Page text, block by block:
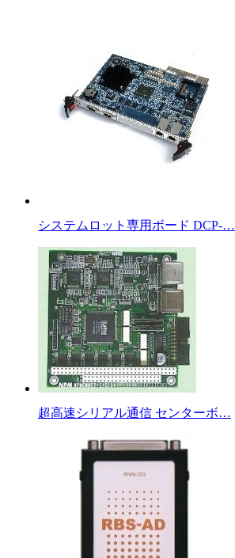
システムロット専用ボード DCP-…
超高速シリアル通信 センターボ…